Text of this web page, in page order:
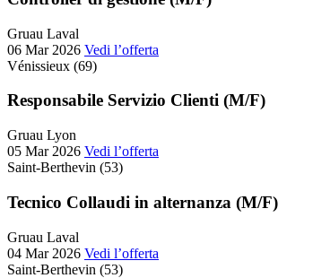
Gruau Laval
06 Mar 2026 Vedi l’offerta
Vénissieux (69)
Responsabile Servizio Clienti (M/F)
Gruau Lyon
05 Mar 2026 Vedi l’offerta
Saint-Berthevin (53)
Tecnico Collaudi in alternanza (M/F)
Gruau Laval
04 Mar 2026 Vedi l’offerta
Saint-Berthevin (53)